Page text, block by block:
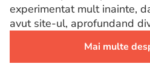
experimentat mult inainte,
avut site-ul, aprofundand
Mai multe